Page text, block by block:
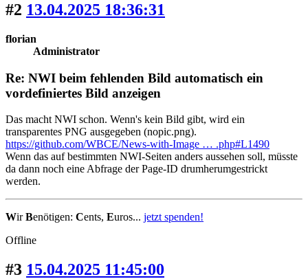
#2 13.04.2025 18:36:31
florian
Administrator
Re: NWI beim fehlenden Bild automatisch ein
vordefiniertes Bild anzeigen
Das macht NWI schon. Wenn's kein Bild gibt, wird ein
transparentes PNG ausgegeben (nopic.png).
https://github.com/WBCE/News-with-Image … .php#L1490
Wenn das auf bestimmten NWI-Seiten anders aussehen soll, müsste
da dann noch eine Abfrage der Page-ID drumherumgestrickt
werden.
WirBenötigen: Cents, Euros... jetzt spenden!
Offline
#3 15.04.2025 11:45:00